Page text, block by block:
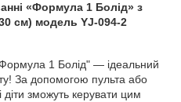
«Формула 1 Болід» з
см) модель YJ-094-2
1 Болід" — ідеальний
За допомогою пульта або
діти зможуть керувати цим